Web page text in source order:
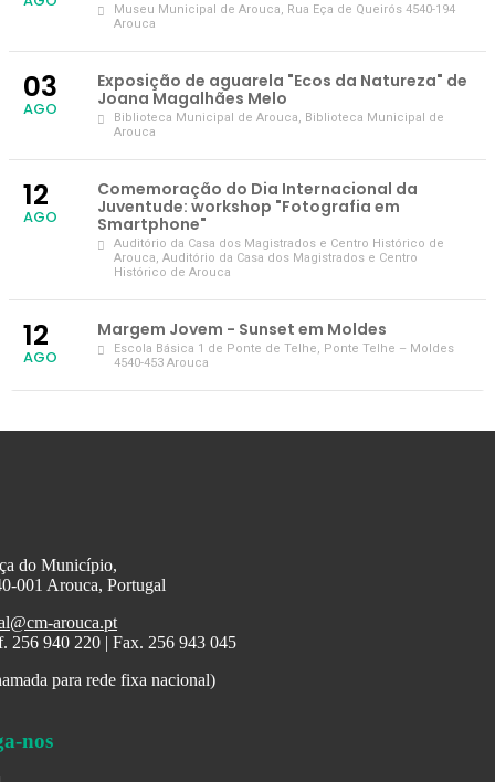
Museu Municipal de Arouca, Rua Eça de Queirós 4540-194
Arouca
03
AGO
Exposição de aguarela "Ecos da Natureza" de
Joana Magalhães Melo
Biblioteca Municipal de Arouca, Biblioteca Municipal de
Arouca
12
AGO
Comemoração do Dia Internacional da
Juventude: workshop "Fotografia em
Smartphone"
Auditório da Casa dos Magistrados e Centro Histórico de
Arouca, Auditório da Casa dos Magistrados e Centro
Histórico de Arouca
12
AGO
Margem Jovem - Sunset em Moldes
Escola Básica 1 de Ponte de Telhe, Ponte Telhe – Moldes
4540-453 Arouca
do Município,
001 Arouca, Portugal
arouca.pt
256 940 220 | Fax. 256 943 045
para rede fixa nacional)
nos